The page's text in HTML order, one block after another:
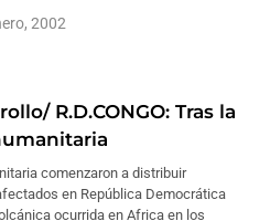
2002
R.D.CONGO: Tras la
comenzaron a distribuir
en República Democrática
ocurrida en Africa en los